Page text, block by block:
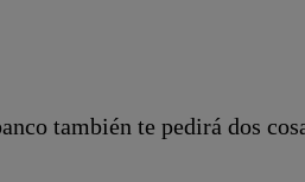
también te pedirá dos